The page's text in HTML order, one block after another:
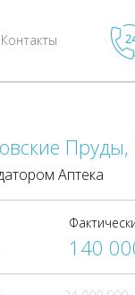
Контакты
Пруды,
Аптека
140